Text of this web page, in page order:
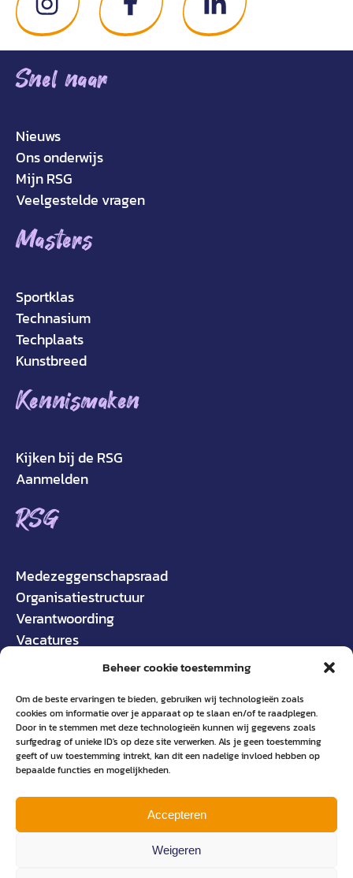
Beheer cookie toestemming
Om de beste ervaringen te bieden, gebruiken wij technologieën zoals
cookies om informatie over je apparaat op te slaan en/of te raadplegen.
Door in te stemmen met deze technologieën kunnen wij gegevens zoals
surfgedrag of unieke ID's op deze site verwerken. Als je geen toestemming
geeft of uw toestemming intrekt, kan dit een nadelige invloed hebben op
bepaalde functies en mogelijkheden.
Accepteren
Weigeren
Snel naar
Nieuws
Ons onderwijs
Mijn RSG
Veelgestelde vragen
Masters
Sportklas
Technasium
Techplaats
Kunstbreed
Kennismaken
Kijken bij de RSG
Aanmelden
RSG
Medezeggenschapsraad
Organisatiestructuur
Verantwoording
Vacatures